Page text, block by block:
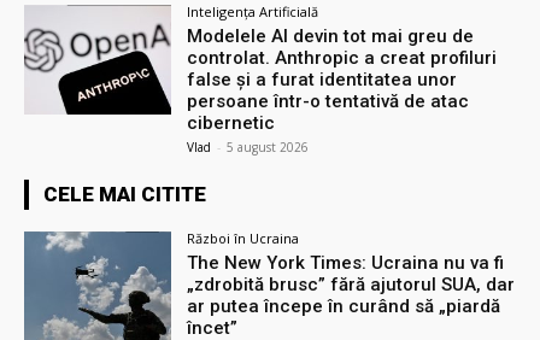
Inteligența Artificială
Modelele AI devin tot mai greu de
controlat. Anthropic a creat profiluri
false și a furat identitatea unor
persoane într-o tentativă de atac
cibernetic
Vlad - 5 august 2026
CELE MAI CITITE
Război în Ucraina
The New York Times: Ucraina nu va fi
„zdrobită brusc” fără ajutorul SUA, dar
ar putea începe în curând să „piardă
încet”